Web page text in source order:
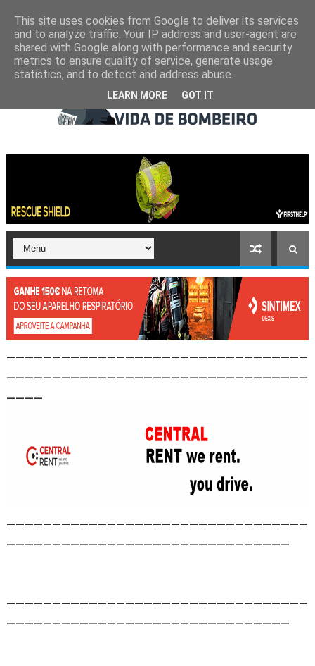
This site uses cookies from Google to deliver its services
and to analyze traffic. Your IP address and user-agent are
shared with Google along with performance and security
metrics to ensure quality of service, generate usage
statistics, and to detect and address abuse.
LEARN MORE GOT IT